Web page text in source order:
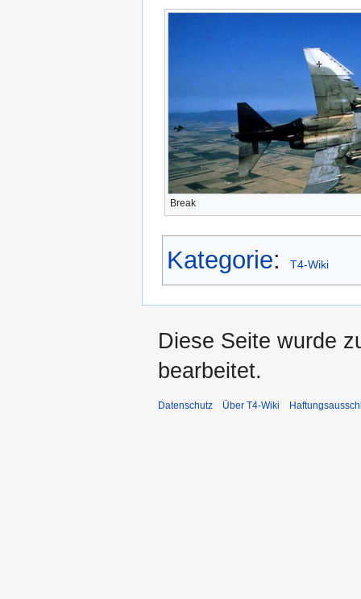
Break
Kategorie: T4-Wiki
Diese Seite wurde
bearbeitet.
Datenschutz Über T4-Wiki